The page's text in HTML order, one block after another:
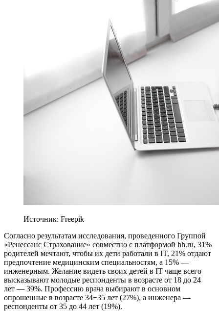
Источник: Freepik
Согласно результатам исследования, проведенного Группой
«Ренессанс Страхование» совместно с платформой hh.ru, 31%
родителей мечтают, чтобы их дети работали в IT, 21% отдают
предпочтение медицинским специальностям, а 15% —
инженерным. Желание видеть своих детей в IT чаще всего
высказывают молодые респонденты в возрасте от 18 до 24
лет — 39%. Профессию врача выбирают в основном
опрошенные в возрасте 34−35 лет (27%), а инженера —
респонденты от 35 до 44 лет (19%).